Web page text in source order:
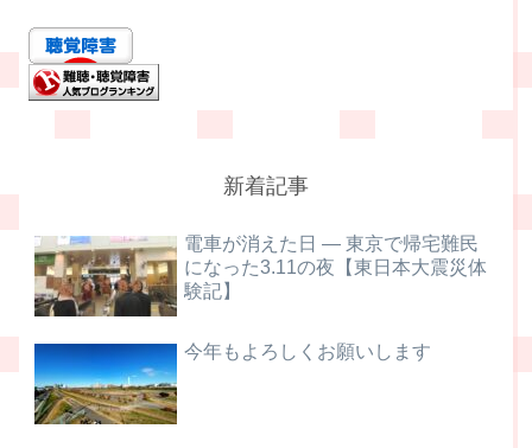
新着記事
電車が消えた日 ― 東京で帰宅難民
になった3.11の夜【東日本大震災体
験記】
今年もよろしくお願いします